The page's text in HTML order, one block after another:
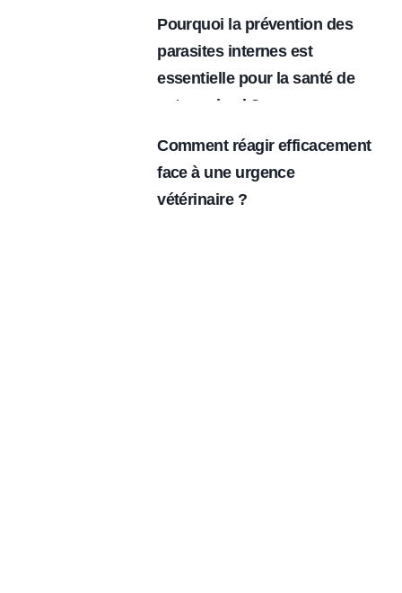
Pourquoi la prévention des
parasites internes est
essentielle pour la santé de
votre animal ?
Comment réagir efficacement
face à une urgence
vétérinaire ?